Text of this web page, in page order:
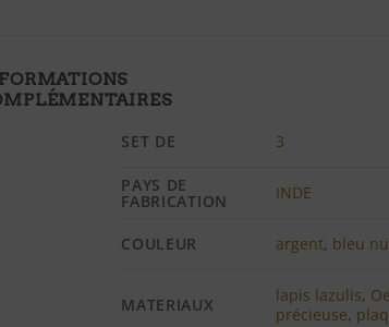
SET DE
3
PAYS DE
FABRICATION INDE
COULEUR argent, bleu
MATERIAUX lapis lazulis,
précieuse,